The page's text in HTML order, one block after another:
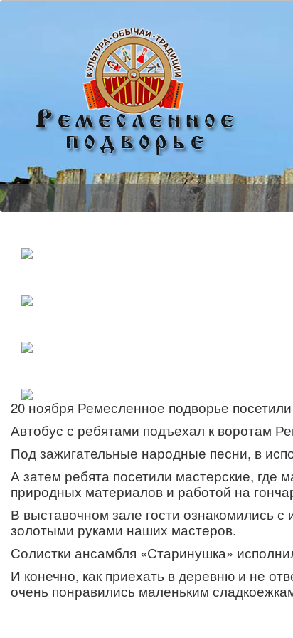
20 ноября Ремесленное подворье
Автобус с ребятами подъехал к воротам
Под зажигательные народные песни, в
А затем ребята посетили мастерские, где
природных материалов и работой на
В выставочном зале гости ознакомились
золотыми руками наших мастеров.
Солистки ансамбля «Старинушка»
И конечно, как приехать в деревню и не
очень понравились маленьким